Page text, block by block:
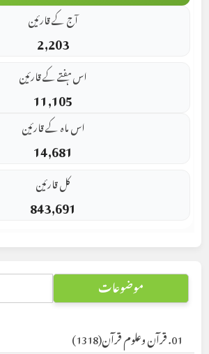
آج کے قارئین
2,203
اس ہفتے کے قارئین
11,105
اس ماہ کے قارئین
14,681
کل قارئین
843,691
موضوعات
01. قرآن وعلوم قرآن
(1318)